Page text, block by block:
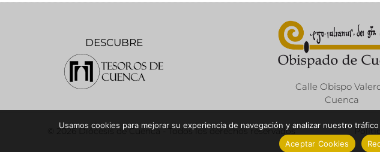
DESCUBRE
Calle Obispo
Cuenca
© 2026 Diócesis de Cuenca - Todos los derechos reservados
Usamos cookies para mejorar su experiencia de navegación y analizar nuestro
Aceptar Cookies